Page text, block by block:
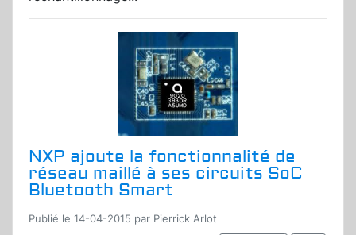
NXP ajoute la fonctionnalité de
réseau maillé à ses circuits SoC
Bluetooth Smart
Publié le 14-04-2015 par Pierrick Arlot